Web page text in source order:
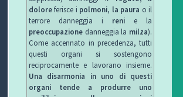
doloreferisce i polmoni, la paura o il
terrore danneggia i reni e la
preoccupazionedanneggia la milza).
Come accennato in precedenza, tutti
questi organi si sostengono
reciprocamente e lavorano insieme.
Una disarmonia in uno di questi
organi tende a produrre uno